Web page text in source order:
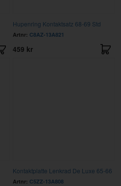
Hupenring Kontaktsatz 68-69 Std
Artnr: C8AZ-13A821
459 kr
Kontaktplatte Lenkrad De Luxe 65-66
Artnr: C5ZZ-13A808